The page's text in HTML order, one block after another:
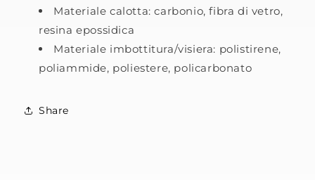
Materiale calotta: carbonio, fibra di vetro,
resina epossidica
Materiale imbottitura/visiera: polistirene,
poliammide, poliestere, policarbonato
Share